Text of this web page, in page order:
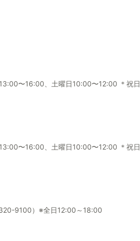
〜16:00、土曜日10:00〜12:00 ＊祝日
〜16:00、土曜日10:00〜12:00 ＊祝日
9100）※全日12:00～18:00